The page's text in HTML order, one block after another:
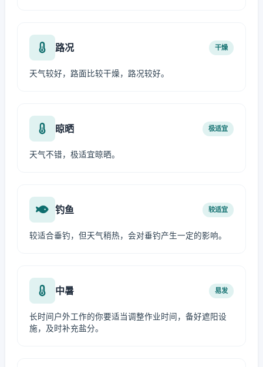
路况 干燥
天气较好，路面比较干燥，路况较好。
晾晒 极适宜
天气不错，极适宜晾晒。
钓鱼 较适宜
较适合垂钓，但天气稍热，会对垂钓产生一定的影响。
中暑 易发
长时间户外工作的你要适当调整作业时间，备好遮阳设
施，及时补充盐分。